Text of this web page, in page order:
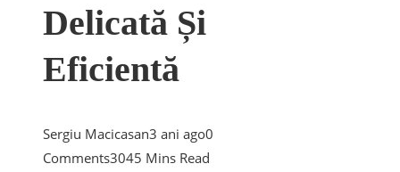
Delicată Și
Eficientă
Sergiu Macicasan3 ani ago0
Comments3045 Mins Read